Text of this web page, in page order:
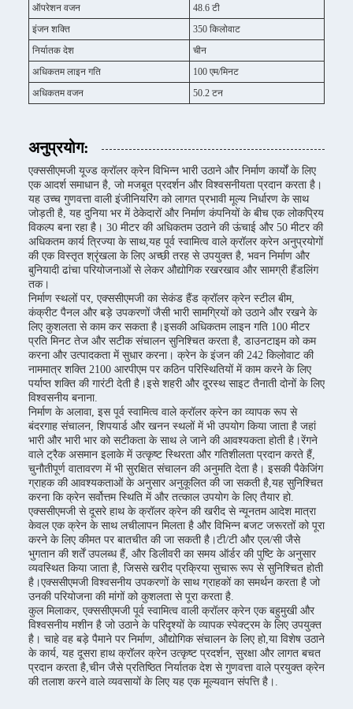
ऑपरेशन वजन
48.6 टी
इंजन शक्ति
350 किलोवाट
निर्यातक देश
चीन
अधिकतम लाइन गति
100 एम/मिनट
अधिकतम वजन
50.2 टन
अनुप्रयोग:
एक्ससीएमजी यूज्ड क्रॉलर क्रेन विभिन्न भारी उठाने और निर्माण कार्यों के लिए
एक आदर्श समाधान है, जो मजबूत प्रदर्शन और विश्वसनीयता प्रदान करता है।
यह उच्च गुणवत्ता वाली इंजीनियरिंग को लागत प्रभावी मूल्य निर्धारण के साथ
जोड़ती है, यह दुनिया भर में ठेकेदारों और निर्माण कंपनियों के बीच एक लोकप्रिय
विकल्प बना रहा है। 30 मीटर की अधिकतम उठाने की ऊंचाई और 50 मीटर की
अधिकतम कार्य त्रिज्या के साथ,यह पूर्व स्वामित्व वाले क्रॉलर क्रेन अनुप्रयोगों
की एक विस्तृत श्रृंखला के लिए अच्छी तरह से उपयुक्त है, भवन निर्माण और
बुनियादी ढांचा परियोजनाओं से लेकर औद्योगिक रखरखाव और सामग्री हैंडलिंग
तक।
निर्माण स्थलों पर, एक्ससीएमजी का सेकंड हैंड क्रॉलर क्रेन स्टील बीम,
कंक्रीट पैनल और बड़े उपकरणों जैसी भारी सामग्रियों को उठाने और रखने के
लिए कुशलता से काम कर सकता है।इसकी अधिकतम लाइन गति 100 मीटर
प्रति मिनट तेज और सटीक संचालन सुनिश्चित करता है, डाउनटाइम को कम
करना और उत्पादकता में सुधार करना। क्रेन के इंजन की 242 किलोवाट की
नाममात्र शक्ति 2100 आरपीएम पर कठिन परिस्थितियों में काम करने के लिए
पर्याप्त शक्ति की गारंटी देती है।इसे शहरी और दूरस्थ साइट तैनाती दोनों के लिए
विश्वसनीय बनाना.
निर्माण के अलावा, इस पूर्व स्वामित्व वाले क्रॉलर क्रेन का व्यापक रूप से
बंदरगाह संचालन, शिपयार्ड और खनन स्थलों में भी उपयोग किया जाता है जहां
भारी और भारी भार को सटीकता के साथ ले जाने की आवश्यकता होती है।रेंगने
वाले ट्रैक असमान इलाके में उत्कृष्ट स्थिरता और गतिशीलता प्रदान करते हैं,
चुनौतीपूर्ण वातावरण में भी सुरक्षित संचालन की अनुमति देता है। इसकी पैकेजिंग
ग्राहक की आवश्यकताओं के अनुसार अनुकूलित की जा सकती है,यह सुनिश्चित
करना कि क्रेन सर्वोत्तम स्थिति में और तत्काल उपयोग के लिए तैयार हो.
एक्ससीएमजी से दूसरे हाथ के क्रॉलर क्रेन की खरीद से न्यूनतम आदेश मात्रा
केवल एक क्रेन के साथ लचीलापन मिलता है और विभिन्न बजट जरूरतों को पूरा
करने के लिए कीमत पर बातचीत की जा सकती है।टी/टी और एल/सी जैसे
भुगतान की शर्तें उपलब्ध हैं, और डिलीवरी का समय ऑर्डर की पुष्टि के अनुसार
व्यवस्थित किया जाता है, जिससे खरीद प्रक्रिया सुचारू रूप से सुनिश्चित होती
है।एक्ससीएमजी विश्वसनीय उपकरणों के साथ ग्राहकों का समर्थन करता है जो
उनकी परियोजना की मांगों को कुशलता से पूरा करता है.
कुल मिलाकर, एक्ससीएमजी पूर्व स्वामित्व वाली क्रॉलर क्रेन एक बहुमुखी और
विश्वसनीय मशीन है जो उठाने के परिदृश्यों के व्यापक स्पेक्ट्रम के लिए उपयुक्त
है। चाहे वह बड़े पैमाने पर निर्माण, औद्योगिक संचालन के लिए हो,या विशेष उठाने
के कार्य, यह दूसरा हाथ क्रॉलर क्रेन उत्कृष्ट प्रदर्शन, सुरक्षा और लागत बचत
प्रदान करता है,चीन जैसे प्रतिष्ठित निर्यातक देश से गुणवत्ता वाले प्रयुक्त क्रेन
की तलाश करने वाले व्यवसायों के लिए यह एक मूल्यवान संपत्ति है।.